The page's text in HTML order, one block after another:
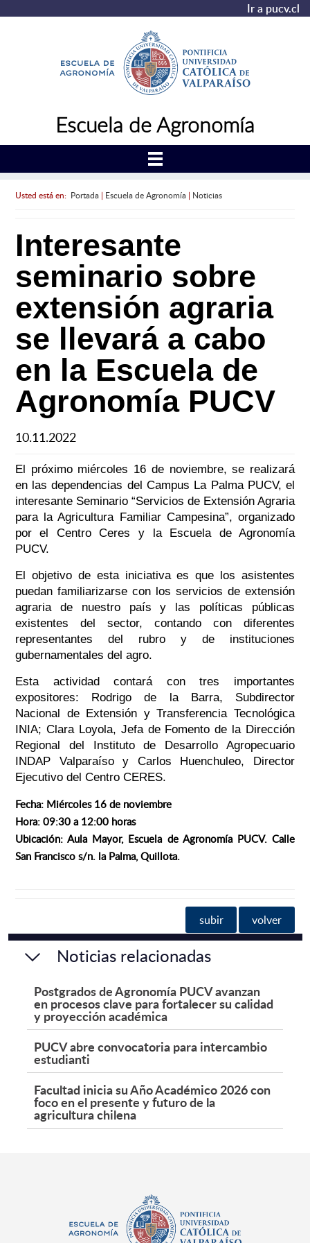
Ir a pucv.cl
Escuela de Agronomía
Usted está en: Portada| Escuela de Agronomía| Noticias
Interesante
seminario sobre
extensión agraria
se llevará a cabo
en la Escuela de
Agronomía PUCV
10.11.2022
El próximo miércoles 16 de noviembre, se realizará
en las dependencias del Campus La Palma PUCV, el
interesante Seminario “Servicios de Extensión Agraria
para la Agricultura Familiar Campesina”, organizado
por el Centro Ceres y la Escuela de Agronomía
PUCV.
El objetivo de esta iniciativa es que los asistentes
puedan familiarizarse con los servicios de extensión
agraria de nuestro país y las políticas públicas
existentes del sector, contando con diferentes
representantes del rubro y de instituciones
gubernamentales del agro.
Esta actividad contará con tres importantes
expositores: Rodrigo de la Barra, Subdirector
Nacional de Extensión y Transferencia Tecnológica
INIA; Clara Loyola, Jefa de Fomento de la Dirección
Regional del Instituto de Desarrollo Agropecuario
INDAP Valparaíso y Carlos Huenchuleo, Director
Ejecutivo del Centro CERES.
Fecha: Miércoles 16 de noviembre
Hora: 09:30 a 12:00 horas
Ubicación: Aula Mayor, Escuela de Agronomía PUCV. Calle
San Francisco s/n. la Palma, Quillota.
subir volver
Noticias relacionadas
Postgrados de Agronomía PUCV avanzan
en procesos clave para fortalecer su calidad
y proyección académica
PUCV abre convocatoria para intercambio
estudianti
Facultad inicia su Año Académico 2026 con
foco en el presente y futuro de la
agricultura chilena